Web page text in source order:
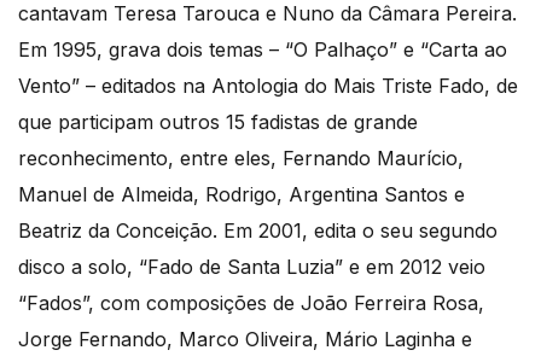
cantavam Teresa Tarouca e Nuno da Câmara Pereira.
Em 1995, grava dois temas – “O Palhaço” e “Carta ao
Vento” – editados na Antologia do Mais Triste Fado, de
que participam outros 15 fadistas de grande
reconhecimento, entre eles, Fernando Maurício,
Manuel de Almeida, Rodrigo, Argentina Santos e
Beatriz da Conceição. Em 2001, edita o seu segundo
disco a solo, “Fado de Santa Luzia” e em 2012 veio
“Fados”, com composições de João Ferreira Rosa,
Jorge Fernando, Marco Oliveira, Mário Laginha e